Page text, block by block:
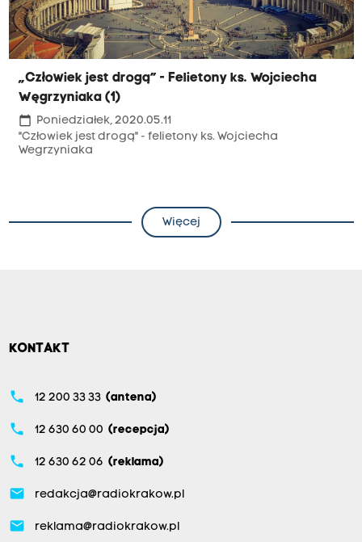
„Człowiek jest drogą” - Felietony ks. Wojciecha
Węgrzyniaka (1)
calendar_today Poniedziałek, 2020.05.11
"Człowiek jest drogą" - felietony ks. Wojciecha
Wegrzyniaka
Więcej
KONTAKT
phone 12 200 33 33 (antena)
phone 12 630 60 00 (recepcja)
phone 12 630 62 06 (reklama)
email redakcja@radiokrakow.pl
email reklama@radiokrakow.pl